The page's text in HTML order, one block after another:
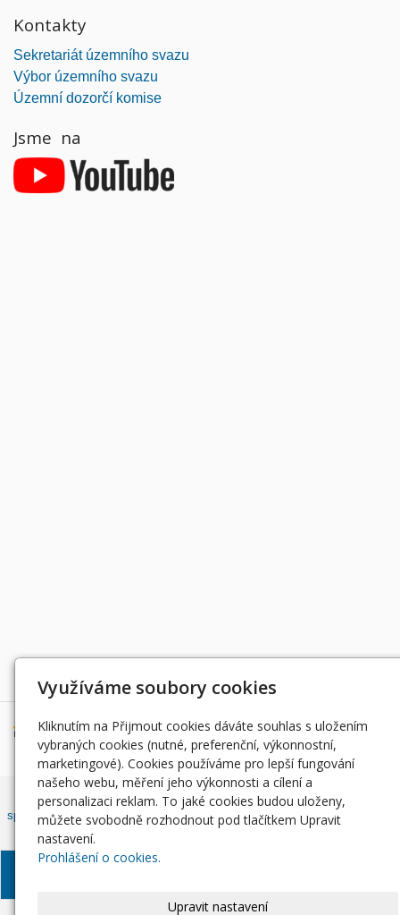
Kontakty
Sekretariát územního svazu
Výbor územního svazu
Územní dozorčí komise
Jsme na
Děkujeme za podporu
Český rybářský svaz, z. s. , Západočeský územní svaz zapsán ve
spolkovém rejstříku, vedeným Městským soudem v Praze, oddíl L, vložka
© Západočeský územní
Využíváme soubory cookies
Kliknutím na Přijmout cookies dáváte souhlas s uložením
vybraných cookies (nutné, preferenční, výkonnostní,
marketingové). Cookies používáme pro lepší fungování
našeho webu, měření jeho výkonnosti a cílení a
personalizaci reklam. To jaké cookies budou uloženy,
můžete svobodně rozhodnout pod tlačítkem Upravit
nastavení.
Prohlášení o cookies.
Upravit nastavení